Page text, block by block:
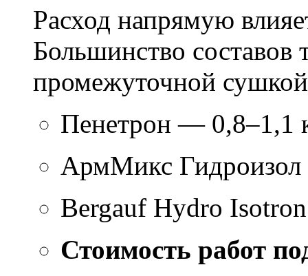
Расход напрямую
Большинство составов
промежуточной
Пенетрон — 0,8–1,1
АрмМикс
Bergauf Hydro
Стоимость работ